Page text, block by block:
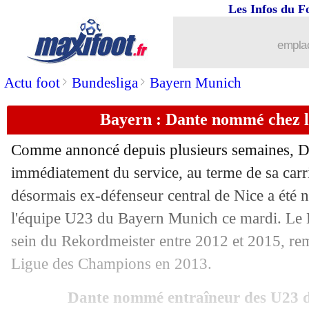
Actu foot> Bundesliga> Bayern Munich
Les Infos du
Bayern : Dante nommé chez
Comme annoncé depuis plusieurs semaines,
immédiatement du service, au terme de sa
désormais ex-défenseur central de Nice a été
l'équipe U23 du Bayern Munich ce mardi. Le
sein du Rekordmeister entre 2012 et 2015,
Ligue des Champions en 2013.
Dante nommé entraîneur des U23
: un accord verbal avec Konaté
02/06 Annecy: le propriétaire d'Aston Villa
: Létang montre les crocs pour
02/06 Dossier MF: la France, l'Europe et
02/06 Bologne : Tedesco sur le banc
02/06 Autriche : Baumgartner doit
02/06 Monaco: des amendes pour Filipe
Le Havre : le club n'est pas à vendre